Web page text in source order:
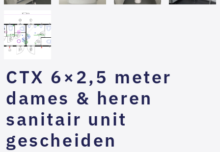
CTX 6×2,5 meter
dames & heren
sanitair unit
gescheiden